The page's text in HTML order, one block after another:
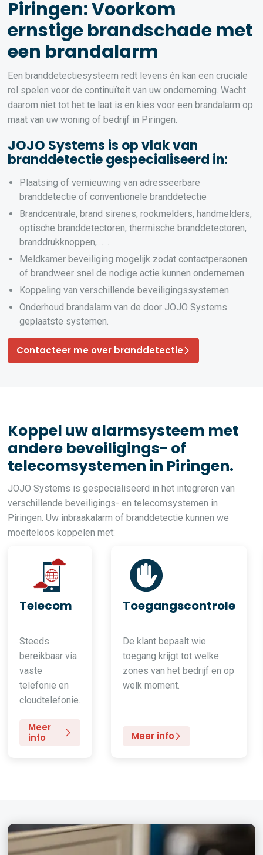
Piringen: Voorkom
ernstige brandschade met
een brandalarm
Een branddetectiesysteem redt levens én kan een cruciale
rol spelen voor de continuïteit van uw onderneming. Wacht
daarom niet tot het te laat is en kies voor een brandalarm op
maat van uw woning of bedrijf in Piringen.
JOJO Systems is op vlak van
branddetectie gespecialiseerd in:
Plaatsing of vernieuwing van adresseerbare
branddetectie of conventionele branddetectie
Brandcentrale, brand sirenes, rookmelders, handmelders,
optische branddetectoren, thermische branddetectoren,
branddrukknoppen, … .
Meldkamer beveiliging mogelijk zodat contactpersonen
of brandweer snel de nodige actie kunnen ondernemen
Koppeling van verschillende beveiligingssystemen
Onderhoud brandalarm van de door JOJO Systems
geplaatste systemen.
Contacteer me over branddetectie
Koppel uw alarmsysteem met
andere beveiligings- of
telecomsystemen in Piringen.
JOJO Systems is gespecialiseerd in het integreren van
verschillende beveiligings- en telecomsystemen in
Piringen. Uw inbraakalarm of branddetectie kunnen we
moeiteloos koppelen met:
Telecom
Steeds
bereikbaar via
vaste
telefonie en
cloudtelefonie.
Meer
info
Toegangscontrole
De klant bepaalt wie
toegang krijgt tot welke
zones van het bedrijf en op
welk moment.
Meer info